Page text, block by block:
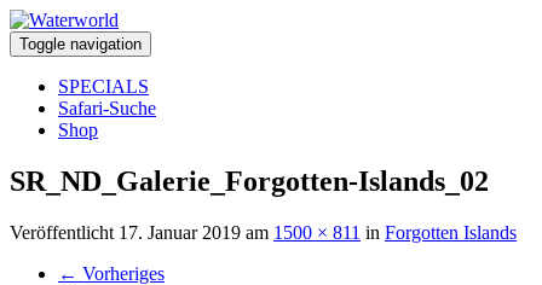
Toggle navigation
SPECIALS
Safari-Suche
Shop
SR_ND_Galerie_Forgotten-Islands_02
Veröffentlicht 17. Januar 2019 am 1500 × 811 in Forgotten Islands
← Vorheriges